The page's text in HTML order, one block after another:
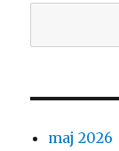
maj 2026